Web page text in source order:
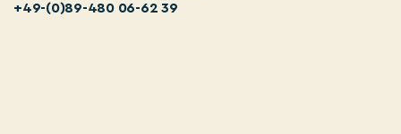
+49-(0)89-480 06-62 39